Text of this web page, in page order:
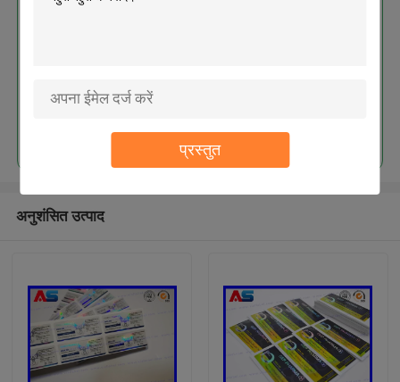
प्रस्तुत
अनुशंसित उत्पाद